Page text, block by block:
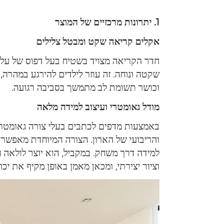
1. יתרונות מרכזיים של המוצר
אקלים קריאה שקט ומבטל צלילים
חדר הקריאה מצויד בשטיח בעל דפוס של
שקטה ונוחה. זה עוזר לילדים להירגע
וכושר תשומת לב מתמשך בסביבה רגועה.
מודל גאומטרי ועיצוב למידה מלאה
באמצעות מדפים לכתבים בעלי צורה
והריבועי של הארון. הצורה המיוחדת
למידה דרך משחק. במקביל, הוא יוצר
וציור יצירתי, ומכאן מאמן באופן מקיף את